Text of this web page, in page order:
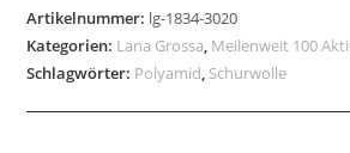
Artikelnummer: lg-1834-3020
Kategorien: Lana Grossa, Meilenweit 100
Schlagwörter: Polyamid, Schurwolle